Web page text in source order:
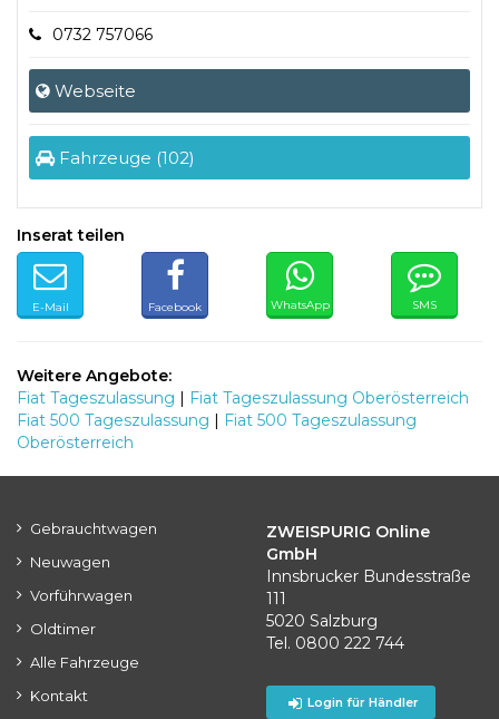
0732 757066
Webseite
Fahrzeuge (102)
Inserat teilen
E-Mail Facebook WhatsApp SMS
Weitere Angebote:
Fiat Tageszulassung | Fiat Tageszulassung Oberösterreich
Fiat 500 Tageszulassung | Fiat 500 Tageszulassung
Oberösterreich
Gebrauchtwagen
Neuwagen
Vorführwagen
Oldtimer
Alle Fahrzeuge
Kontakt
ZWEISPURIG Online
GmbH
Innsbrucker Bundesstraße
111
5020 Salzburg
Tel. 0800 222 744
Login für Händler